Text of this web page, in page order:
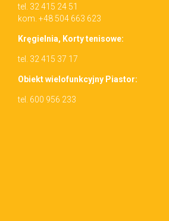
tel. 32 415 24 51
kom. +48 504 663 623
Kręgiel­nia, Korty tenisowe:
tel. 32 415 37 17
Obiekt wielo­funkcyjny Piastor:
tel. 600 956 233